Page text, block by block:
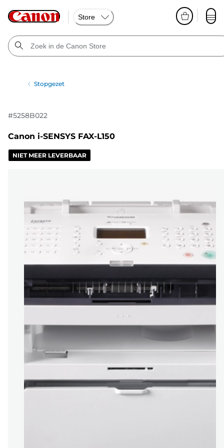
Store
Stopgezet
#5258B022
Canon i-SENSYS FAX-L150
NIET MEER LEVERBAAR